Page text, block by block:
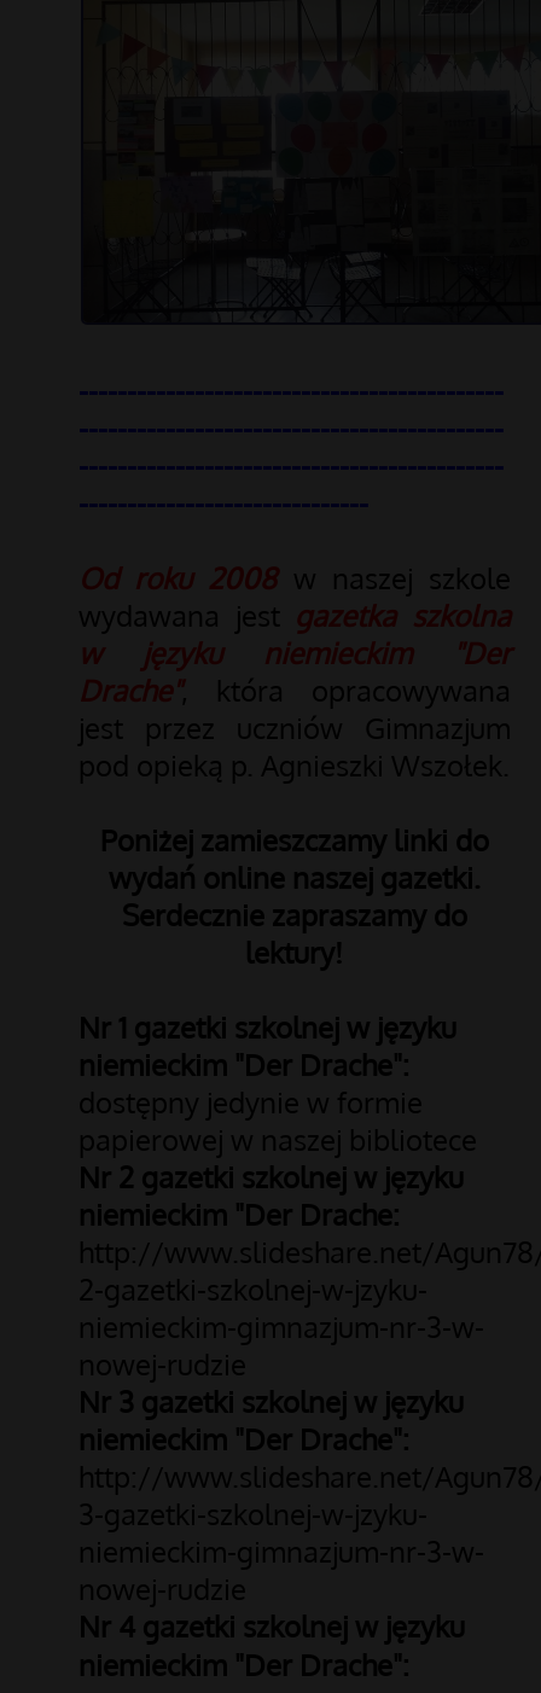
--------------------------------------------
--------------------------------------------
--------------------------------------------
------------------------------
Od roku 2008w naszej szkole
wydawana jest gazetka szkolna
w języku niemieckim "Der
Drache", która opracowywana
jest przez uczniów Gimnazjum
pod opieką p. Agnieszki Wszołek.
Poniżej zamieszczamy linki do
wydań online naszej gazetki.
Serdecznie zapraszamy do
lektury!
Nr 1 gazetki szkolnej w języku
niemieckim "Der Drache":
dostępny jedynie w formie
papierowej w naszej bibliotece
Nr 2 gazetki szkolnej w języku
niemieckim "Der Drache:
http://www.slideshare.net/
2-gazetki-szkolnej-w-jzyku-
niemieckim-gimnazjum-nr-3-w-
nowej-rudzie
Nr 3 gazetki szkolnej w języku
niemieckim "Der Drache":
http://www.slideshare.net/
3-gazetki-szkolnej-w-jzyku-
niemieckim-gimnazjum-nr-3-w-
nowej-rudzie
Nr 4 gazetki szkolnej w języku
niemieckim "Der Drache":